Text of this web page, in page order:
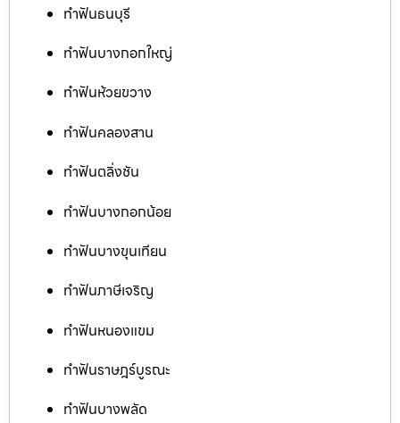
ทำฟันธนบุรี
ทำฟันบางกอกใหญ่
ทำฟันห้วยขวาง
ทำฟันคลองสาน
ทำฟันตลิ่งชัน
ทำฟันบางกอกน้อย
ทำฟันบางขุนเทียน
ทำฟันภาษีเจริญ
ทำฟันหนองแขม
ทำฟันราษฎร์บูรณะ
ทำฟันบางพลัด